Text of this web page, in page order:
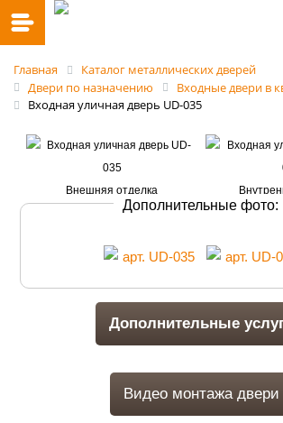
Главная
Каталог металлических дверей
Двери по назначению
Входные двери в
Входная уличная дверь UD-035
Дополнительные фото:
Дополнительные
Видео монтажа двери